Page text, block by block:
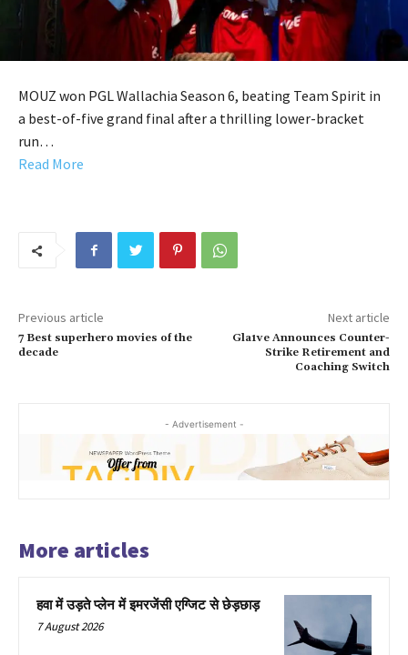
MOUZ won PGL Wallachia Season 6, beating Team Spirit in
a best-of-five grand final after a thrilling lower-bracket
run…
Read More
Previous article
7 Best superhero movies of the
decade
Next article
Gla1ve Announces Counter-
Strike Retirement and
Coaching Switch
- Advertisement -
More articles
हवा में उड़ते प्लेन में इमरजेंसी एग्जिट से छेड़छाड़
7 August 2026